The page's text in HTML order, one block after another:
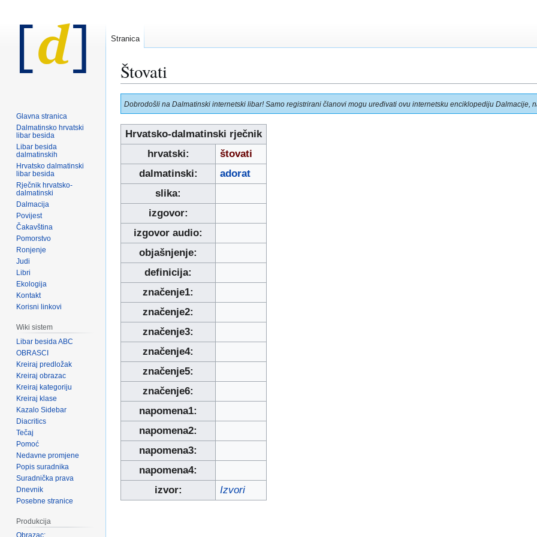
Štovati
Prijeđi
na
navigaciju
Prijeđi
na
pretraživanje
Dobrodošli na Dalmatinski internetski libar! Samo registrirani članovi mogu uređivati ovu internetsku enciklopediju Dalmacije,
Hrvatsko-dalmatinski rječnik
hrvatski:
štovati
dalmatinski:
adorat
slika:
izgovor:
izgovor audio:
objašnjenje:
definicija:
značenje1:
značenje2:
značenje3:
značenje4:
značenje5:
značenje6:
napomena1:
napomena2:
napomena3:
napomena4:
izvor:
Izvori
Stranica
Glavna stranica
Dalmatinsko hrvatski
libar besida
Libar besida
dalmatinskih
Hrvatsko dalmatinski
libar besida
Rječnik hrvatsko-
dalmatinski
Dalmacija
Povijest
Čakavština
Pomorstvo
Ronjenje
Judi
Libri
Ekologija
Kontakt
Korisni linkovi
Wiki sistem
Libar besida ABC
OBRASCI
Kreiraj predložak
Kreiraj obrazac
Kreiraj kategoriju
Kreiraj klase
Kazalo Sidebar
Diacritics
Tečaj
Pomoć
Nedavne promjene
Popis suradnika
Suradnička prava
Dnevnik
Posebne stranice
Produkcija